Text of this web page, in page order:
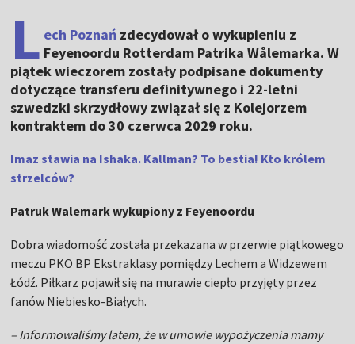
L ech Poznań zdecydował o wykupieniu z
Feyenoordu Rotterdam Patrika Wålemarka. W
piątek wieczorem zostały podpisane dokumenty
dotyczące transferu definitywnego i 22-letni
szwedzki skrzydłowy związał się z Kolejorzem
kontraktem do 30 czerwca 2029 roku.
Imaz stawia na Ishaka. Kallman? To bestia! Kto królem
strzelców?
Patruk Walemark wykupiony z Feyenoordu
Dobra wiadomość została przekazana w przerwie piątkowego
meczu PKO BP Ekstraklasy pomiędzy Lechem a Widzewem
Łódź. Piłkarz pojawił się na murawie ciepło przyjęty przez
fanów Niebiesko-Białych.
– Informowaliśmy latem, że w umowie wypożyczenia mamy